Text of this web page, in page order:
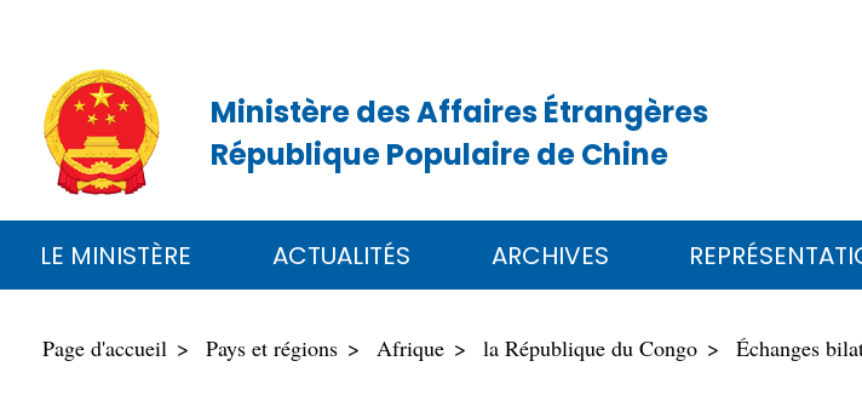
Ministère des Affaires Étrangères
République Populaire de Chine
LE MINISTÈRE ACTUALITÉS ARCHIVES
Page d'accueil Pays et régions Afrique la République du Congo Échanges